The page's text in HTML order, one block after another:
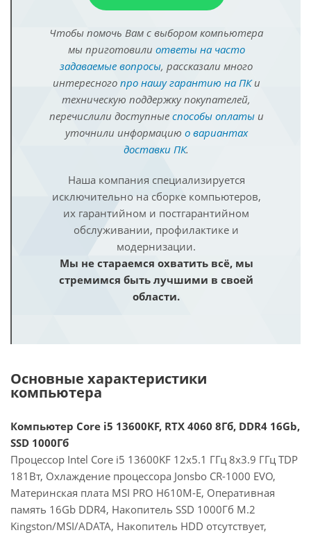
Чтобы помочь Вам с выбором компьютера
мы приготовили ответы на часто
задаваемые вопросы, рассказали много
интересного про нашу гарантию на ПКи
техническую поддержку покупателей,
перечислили доступные способы оплатыи
уточнили информацию о вариантах
доставки ПК.
Наша компания специализируется
исключительно на сборке компьютеров,
их гарантийном и постгарантийном
обслуживании, профилактике и
модернизации.
Мы не стараемся охватить всё, мы
стремимся быть лучшими в своей
области.
Основные характеристики
компьютера
Компьютер Core i5 13600KF, RTX 4060 8Гб, DDR4 16Gb,
SSD 1000Гб
Процессор Intel Core i5 13600KF 12x5.1 ГГц 8x3.9 ГГц TDP
181Вт, Охлаждение процессора Jonsbo CR-1000 EVO,
Материнская плата MSI PRO H610M-E, Оперативная
память 16Gb DDR4, Накопитель SSD 1000Гб M.2
Kingston/MSI/ADATA, Накопитель HDD отсутствует,